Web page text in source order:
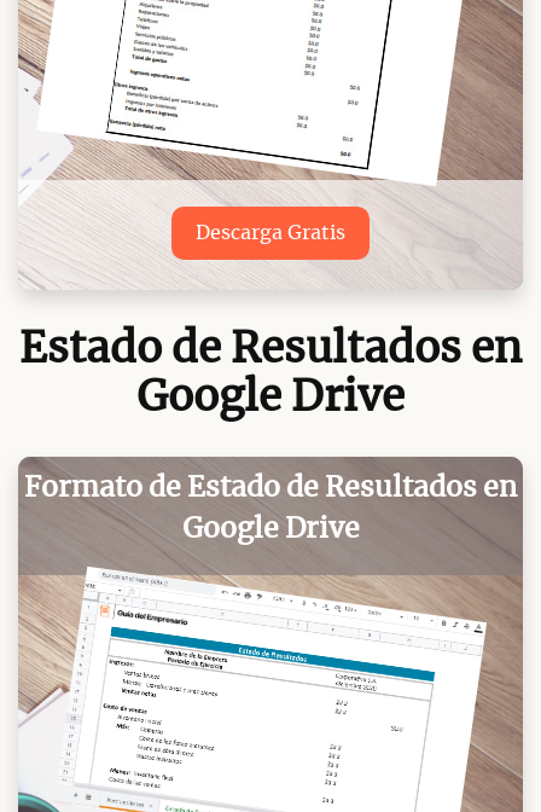
Descarga Gratis
Estado de Resultados en
Google Drive
Formato de Estado de Resultados en
Google Drive